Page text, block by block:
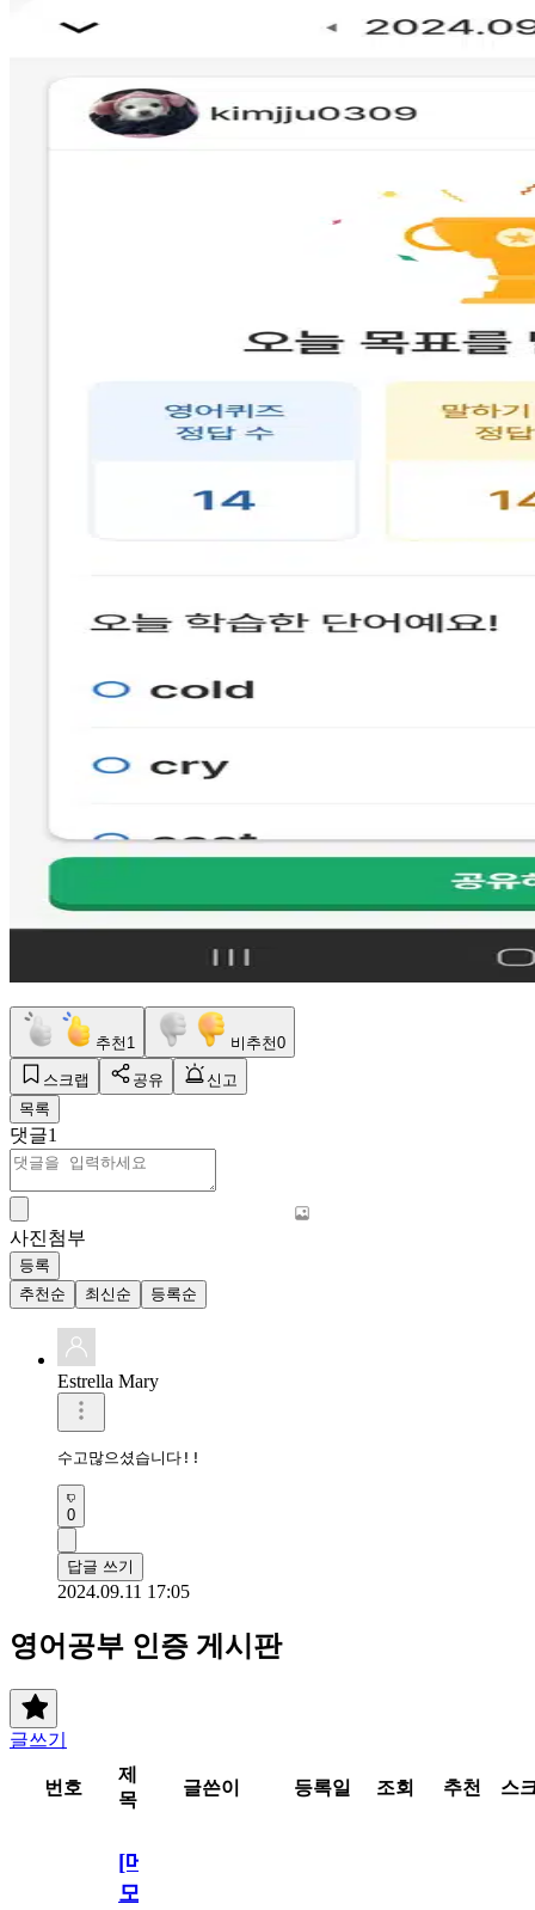
추천 1 비추천0
스크랩 공유
신고
목록
댓글1
사진첨부
등록
추천순
최신순 등록순
Estrella Mary
수고많으셨습니다!!
0
답글 쓰기
2024.09.11 17:05
영어공부 인증 게시판
글쓰기
번호
제
목
글쓴이 등록일 조회 추천 스
[메
모